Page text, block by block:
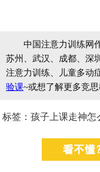
中国注意力训练网
苏州、武汉、成都、深
注意力训练、儿童多动
验课~或想了解更多竞
标签：孩子上课走神怎